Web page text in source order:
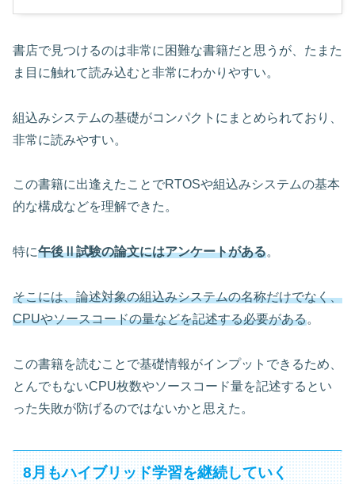
書店で見つけるのは非常に困難な書籍だと思うが、たまた
ま目に触れて読み込むと非常にわかりやすい。
組込みシステムの基礎がコンパクトにまとめられており、
非常に読みやすい。
この書籍に出逢えたことでRTOSや組込みシステムの基本
的な構成などを理解できた。
特に午後Ⅱ試験の論文にはアンケートがある。
そこには、論述対象の組込みシステムの名称だけでなく、
CPUやソースコードの量などを記述する必要がある。
この書籍を読むことで基礎情報がインプットできるため、
とんでもないCPU枚数やソースコード量を記述するとい
った失敗が防げるのではないかと思えた。
8月もハイブリッド学習を継続していく